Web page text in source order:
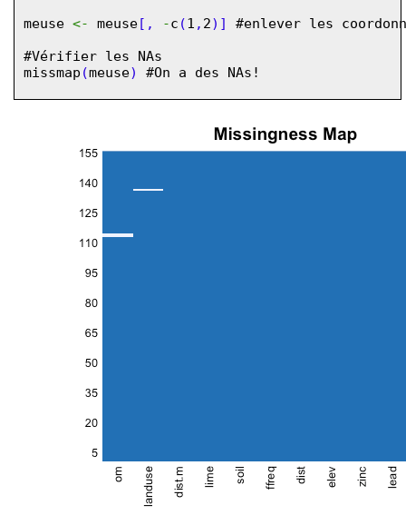
meuse <- meuse[, -c (1 , 2)]
#enlever les
#Vérifier les NAs
missmap (meuse) #On a des NAs!